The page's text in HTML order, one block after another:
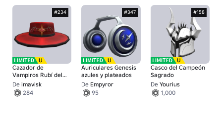
#234
Cazador de
Vampiros Rubí del
Emperador
De imavisk
284
#347
Auriculares Genesis
azules y plateados
De Empyror
95
#158
Casco del Campeón
Sagrado
De Yourius
1,000